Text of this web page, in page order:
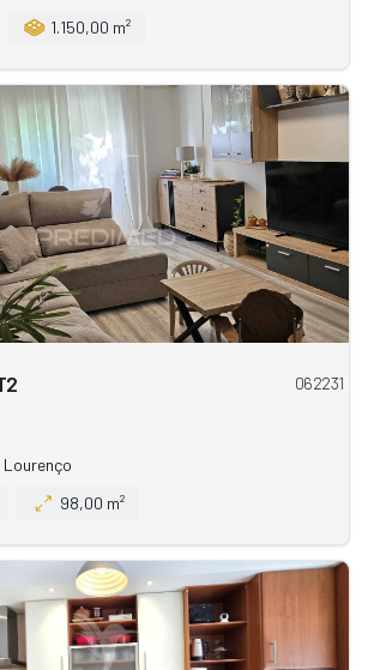
1.150,00 m²
062231
Lourenço
98,00 m²